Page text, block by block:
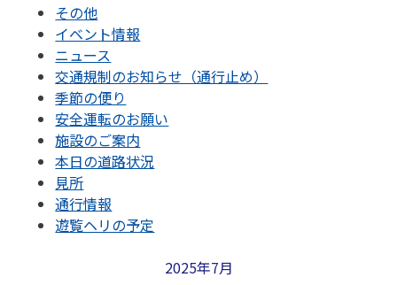
その他
イベント情報
ニュース
交通規制のお知らせ（通行止め）
季節の便り
安全運転のお願い
施設のご案内
本日の道路状況
見所
通行情報
遊覧ヘリの予定
2025年7月